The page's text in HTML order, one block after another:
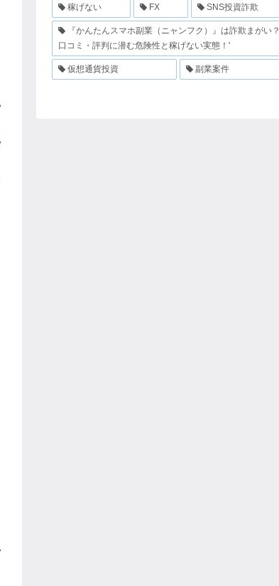
稼げない FX SNS投資詐欺
『かんたんスマホ副業（ニャンフク）』は詐欺まがい？
口コミ・評判に潜む危険性と稼げない実態！'
仮想通貨投資 副業案件